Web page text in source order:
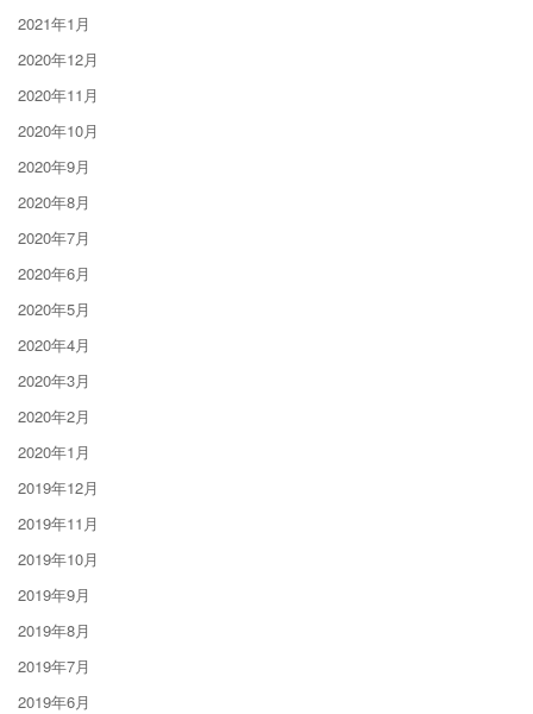
2021年1月
2020年12月
2020年11月
2020年10月
2020年9月
2020年8月
2020年7月
2020年6月
2020年5月
2020年4月
2020年3月
2020年2月
2020年1月
2019年12月
2019年11月
2019年10月
2019年9月
2019年8月
2019年7月
2019年6月